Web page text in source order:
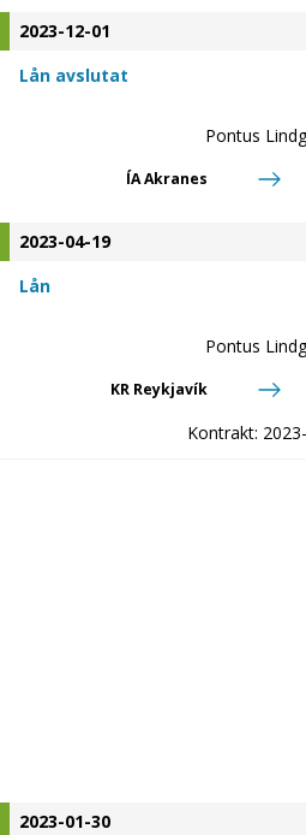
2023-12-01
Lån avslutat
Pontus
ÍA Akranes
2023-04-19
Lån
Pontus
KR Reykjavík
Kontrakt:
2023-01-30